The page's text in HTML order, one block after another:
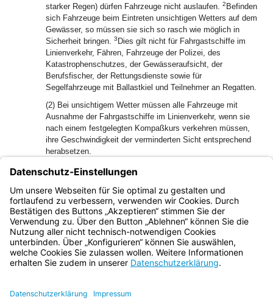
starker Regen) dürfen Fahrzeuge nicht auslaufen. 2 Befinden
sich Fahrzeuge beim Eintreten unsichtigen Wetters auf dem
Gewässer, so müssen sie sich so rasch wie möglich in
Sicherheit bringen. 3 Dies gilt nicht für Fahrgastschiffe im
Linienverkehr, Fähren, Fahrzeuge der Polizei, des
Katastrophenschutzes, der Gewässeraufsicht, der
Berufsfischer, der Rettungsdienste sowie für
Segelfahrzeuge mit Ballastkiel und Teilnehmer an Regatten.
(2) Bei unsichtigem Wetter müssen alle Fahrzeuge mit
Ausnahme der Fahrgastschiffe im Linienverkehr, wenn sie
nach einem festgelegten Kompaßkurs verkehren müssen,
ihre Geschwindigkeit der verminderten Sicht entsprechend
herabsetzen.
(3) Bei unsichtigem Wetter müssen die Fahrzeuge bei Tag
zusätzlich die für die Nacht vorgeschriebenen Lichter
setzen und die nach der Signalordnung vorgesehenen
Schallzeichen geben.
Bayern.de
BayernPortal
Impressum